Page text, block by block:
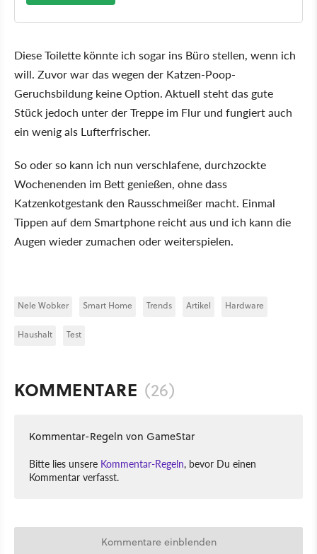
Diese Toilette könnte ich sogar ins Büro stellen, wenn ich
will. Zuvor war das wegen der Katzen-Poop-
Geruchsbildung keine Option. Aktuell steht das gute
Stück jedoch unter der Treppe im Flur und fungiert auch
ein wenig als Lufterfrischer.
So oder so kann ich nun verschlafene, durchzockte
Wochenenden im Bett genießen, ohne dass
Katzenkotgestank den Rausschmeißer macht. Einmal
Tippen auf dem Smartphone reicht aus und ich kann die
Augen wieder zumachen oder weiterspielen.
Nele Wobker Smart Home Trends Artikel Hardware
Haushalt Test
KOMMENTARE (26)
Kommentar-Regeln von GameStar
Bitte lies unsere Kommentar-Regeln, bevor Du einen
Kommentar verfasst.
Kommentare einblenden